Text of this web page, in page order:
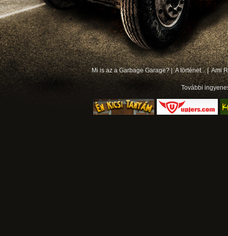
Mi is az a Garbage Garage? |A történet... |Ami
További